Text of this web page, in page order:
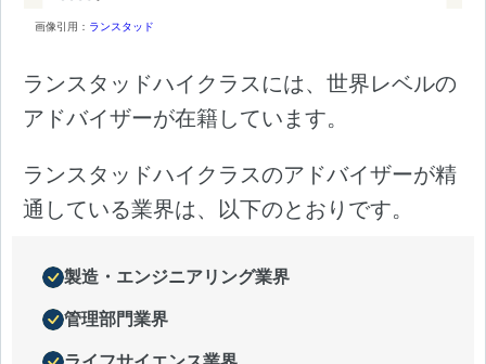
画像引用： ランスタッド
ランスタッドハイクラスには、世界レベルの
アドバイザーが在籍しています。
ランスタッドハイクラスのアドバイザーが精
通している業界は、以下のとおりです。
製造・エンジニアリング業界
管理部門業界